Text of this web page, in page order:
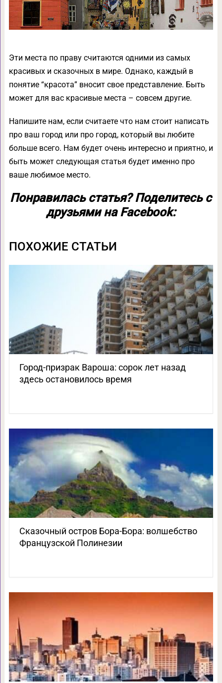
Эти места по праву считаются одними из самых
красивых и сказочных в мире. Однако, каждый в
понятие “красота” вносит свое представление. Быть
может для вас красивые места – совсем другие.
Напишите нам, если считаете что нам стоит написать
про ваш город или про город, который вы любите
больше всего. Нам будет очень интересно и приятно, и
быть может следующая статья будет именно про
ваше любимое место.
Понравилась статья? Поделитесь с
друзьями на Facebook:
ПОХОЖИЕ СТАТЬИ
Город-призрак Вароша: сорок лет назад
здесь остановилось время
Сказочный остров Бора-Бора: волшебство
Французской Полинезии